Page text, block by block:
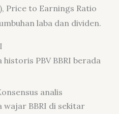
Price to Earnings Ratio
laba dan dividen.
PBV BBRI berada
analis
BBRI di sekitar